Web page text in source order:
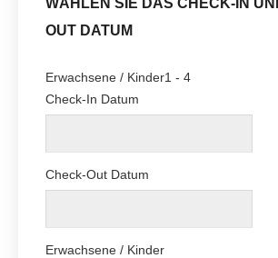
OUT DATUM
Erwachsene / Kinder1 - 4
Check-In Datum
Check-Out Datum
Erwachsene / Kinder